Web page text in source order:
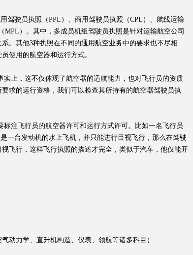
驶员执照（PPL）、商用驾驶员执照（CPL）、航线运输
）。其中，多成员机组驾驶员执照是针对运输航空公司
。其他3种执照在不同的通用航空业务中的要求也不尽相
使用的航空器和运行方式。
，这不仅体现了航空器的适航能力，也对飞行员的资质
求的运行资格，我们可以检查其所持有的航空器驾驶员执
飞行员的航空器许可和运行方式许可。比如一名飞行员
一台发动机的水上飞机，并只能进行目视飞行，那么在驾驶
飞行，这样飞行执照的描述才完全，类似于汽车，他仅能开
动力学、直升机构造、仪表、领航等诸多科目）